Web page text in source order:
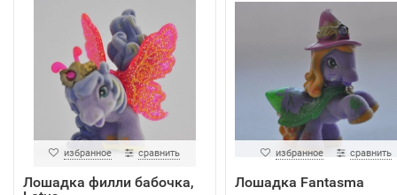
избранное сравнить
Лошадка филли бабочка,
избранное сравнить
Лошадка Fantasma